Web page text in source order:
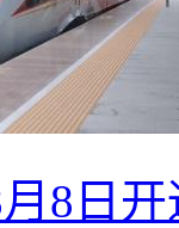
8日